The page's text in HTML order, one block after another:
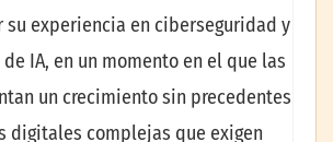
su experiencia en ciberseguridad y
IA, en un momento en el que las
un crecimiento sin precedentes
digitales complejas que exigen